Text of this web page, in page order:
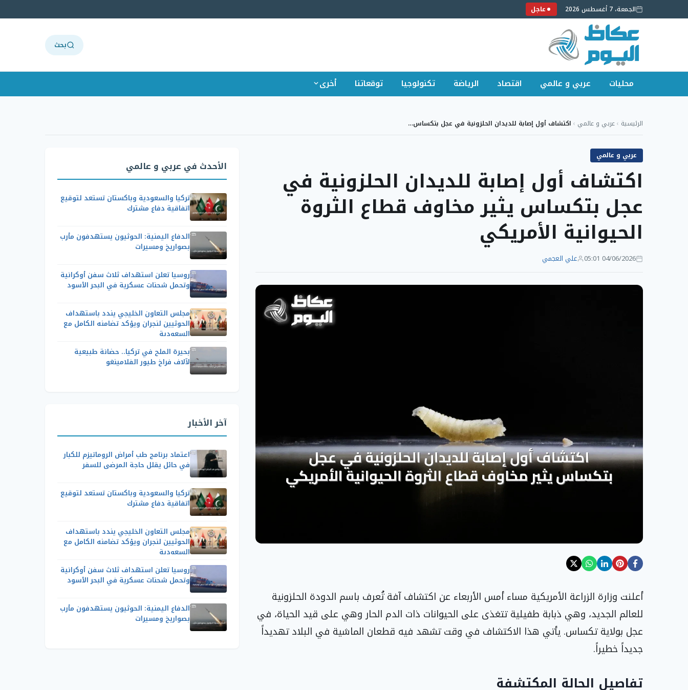
الجمعة، 7 أغسطس 2026 عاجل
بحث
محليات عربي و عالمي اقتصاد الرياضة تكنولوجيا توقعاتنا أخرى
الرئيسية ›عربي و عالمي › اكتشاف أول إصابة للديدان الحلزونية في عجل بتكساس…
عربي و عالمي
اكتشاف أول إصابة للديدان الحلزونية في
عجل بتكساس يثير مخاوف قطاع الثروة
الحيوانية الأمريكي
04/06/2026 05:01 علي العجمي
أعلنت وزارة الزراعة الأمريكية مساء أمس الأربعاء عن اكتشاف آفة تُعرف باسم الدودة الحلزونية
للعالم الجديد، وهي ذبابة طفيلية تتغذى على الحيوانات ذات الدم الحار وهي على قيد الحياة، في
عجل بولاية تكساس. يأتي هذا الاكتشاف في وقت تشهد فيه قطعان الماشية في البلاد تهديداً
جديداً خطيراً.
تفاصيل الحالة المكتشفة
الأحدث في عربي و عالمي
تركيا والسعودية وباكستان تستعد لتوقيع
اتفاقية دفاع مشترك
الدفاع اليمنية: الحوثيون يستهدفون مأرب
بصواريخ ومسيرات
روسيا تعلن استهداف ثلاث سفن أوكرانية
وتحمل شحنات عسكرية في البحر الأسود
مجلس التعاون الخليجي يندد باستهداف
الحوثيين لنجران ويؤكد تضامنه الكامل مع
السعودية
بحيرة الملح في تركيا.. حضانة طبيعية
لآلاف فراخ طيور الفلامينغو
آخر الأخبار
اعتماد برنامج طب أمراض الروماتيزم للكبار
في حائل يقلل حاجة المرضى للسفر
تركيا والسعودية وباكستان تستعد لتوقيع
اتفاقية دفاع مشترك
مجلس التعاون الخليجي يندد باستهداف
الحوثيين لنجران ويؤكد تضامنه الكامل مع
السعودية
روسيا تعلن استهداف ثلاث سفن أوكرانية
وتحمل شحنات عسكرية في البحر الأسود
الدفاع اليمنية: الحوثيون يستهدفون مأرب
بصواريخ ومسيرات